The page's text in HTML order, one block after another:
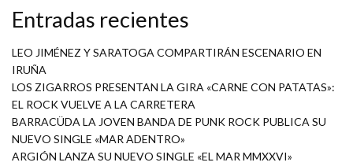
Entradas recientes
LEO JIMÉNEZ Y SARATOGA COMPARTIRÁN ESCENARIO EN
IRUÑA
LOS ZIGARROS PRESENTAN LA GIRA «CARNE CON PATATAS»:
EL ROCK VUELVE A LA CARRETERA
BARRACÜDA LA JOVEN BANDA DE PUNK ROCK PUBLICA SU
NUEVO SINGLE «MAR ADENTRO»
ARGIÓN LANZA SU NUEVO SINGLE «EL MAR MMXXVI»